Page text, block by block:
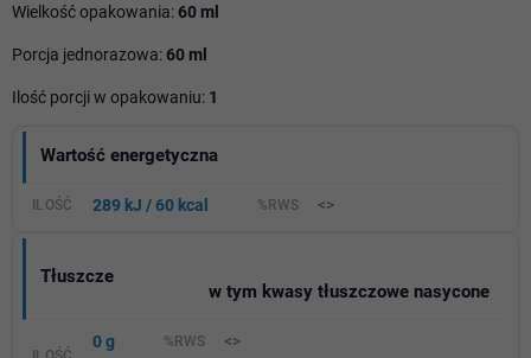
Wielkość opakowania:60 ml
Porcja jednorazowa:60 ml
Ilość porcji w opakowaniu: 1
Wartość energetyczna
289 kJ / 60 kcal <>
Tłuszcze
w tym kwasy tłuszczowe nasycone
0 g
<>